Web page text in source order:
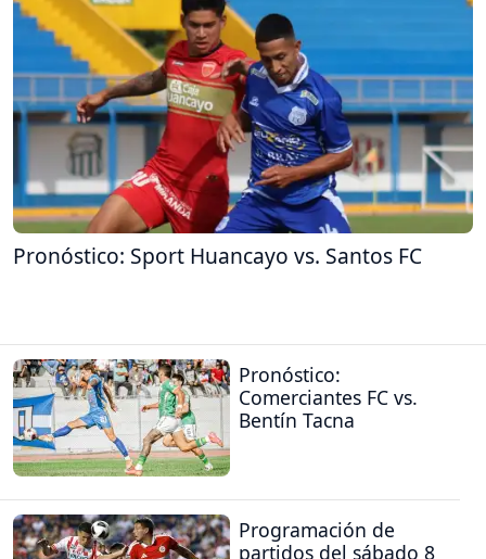
Pronóstico: Sport Huancayo vs. Santos FC
Pronóstico:
Comerciantes FC vs.
Bentín Tacna
Programación de
partidos del sábado 8